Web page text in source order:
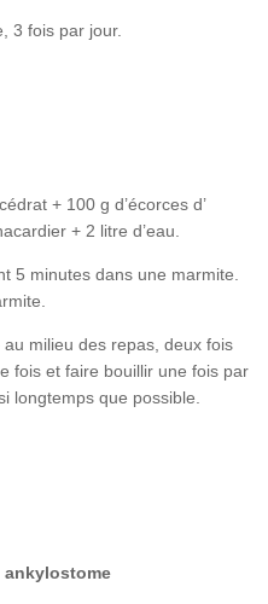
3 fois par jour.
+ 100 g d’écorces d’
+ 2 litre d’eau.
5 minutes dans une marmite.
milieu des repas, deux fois
fois et faire bouillir une fois par
longtemps que possible.
ankylostome